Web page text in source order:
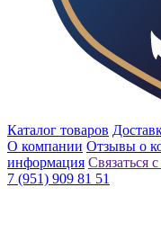
Каталог товаров
О компании Отзывы о
информация Связаться
7 (951) 909 81 51